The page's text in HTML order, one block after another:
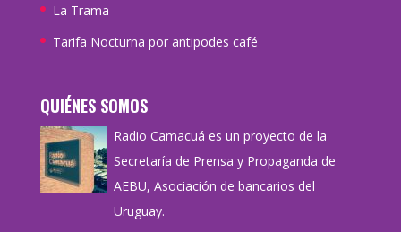
La Trama
Tarifa Nocturna por antipodes café
QUIÉNES SOMOS
Radio Camacuá es un proyecto de la
Secretaría de Prensa y Propaganda de
AEBU, Asociación de bancarios del
Uruguay.